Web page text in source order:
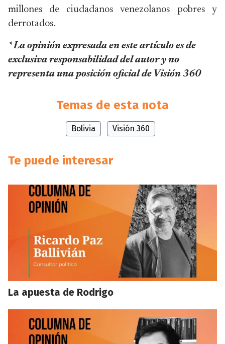
millones de ciudadanos venezolanos pobres y
derrotados.
* La opinión expresada en este artículo es de
exclusiva responsabilidad del autor y no
representa una posición oficial de Visión 360
Temas de esta nota
Bolivia Visión 360
Te puede interesar
La apuesta de Rodrigo